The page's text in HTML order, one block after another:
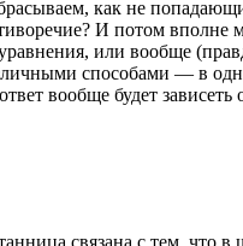
как не
И потом
или вообще
способами — в
вообще будет
связана с тем, что в